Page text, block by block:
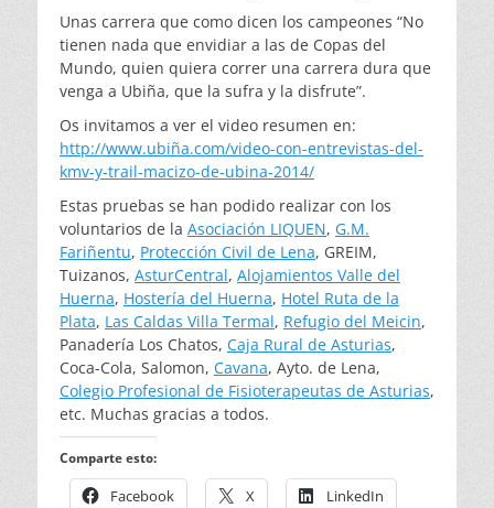
Unas carrera que como dicen los campeones “No
tienen nada que envidiar a las de Copas del
Mundo, quien quiera correr una carrera dura que
venga a Ubiña, que la sufra y la disfrute”.
Os invitamos a ver el video resumen en:
http://www.ubiña.com/video-con-entrevistas-del-
kmv-y-trail-macizo-de-ubina-2014/
Estas pruebas se han podido realizar con los
voluntarios de la Asociación LIQUEN, G.M.
Fariñentu, Protección Civil de Lena, GREIM,
Tuizanos, AsturCentral, Alojamientos Valle del
Huerna, Hostería del Huerna, Hotel Ruta de la
Plata, Las Caldas Villa Termal, Refugio del Meicin,
Panadería Los Chatos, Caja Rural de Asturias,
Coca-Cola, Salomon, Cavana, Ayto. de Lena,
Colegio Profesional de Fisioterapeutas de Asturias,
etc. Muchas gracias a todos.
Comparte esto:
Facebook X LinkedIn